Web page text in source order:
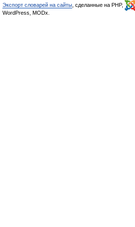
Экспорт словарей на сайты , сделанные на PHP,
WordPress, MODx.